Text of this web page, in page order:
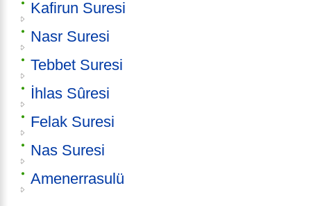
Kafirun Suresi
Nasr Suresi
Tebbet Suresi
İhlas Sûresi
Felak Suresi
Nas Suresi
Amenerrasulü